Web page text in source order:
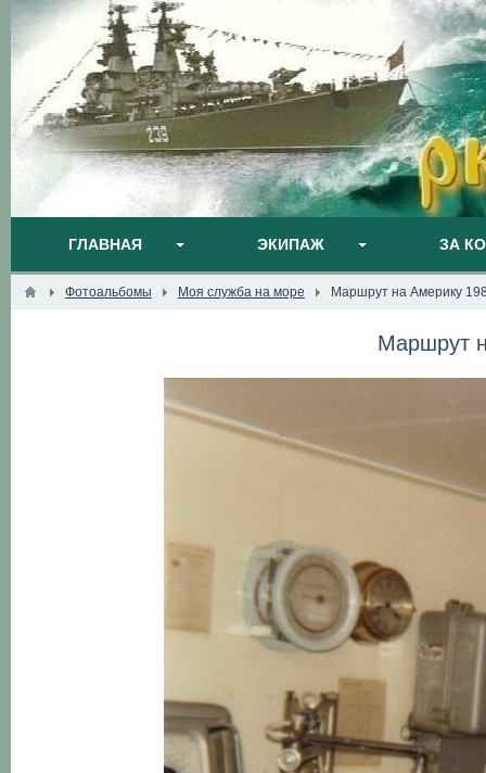
ГЛАВНАЯ ЭКИПАЖ ЗА
Фотоальбомы Моя служба на море Маршрут на Америку
Маршрут